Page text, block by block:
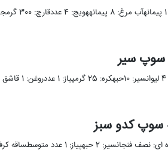
…
متوسطساقه کرفس: 3 عددهویج: 3 عددگوجه فرنگی: 4 عددبرگ ریحان …